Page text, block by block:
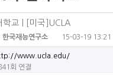
학교 | [미국]UCLA
한국재능연구소 15-03-19 13:21
www.ucla.edu/
회 연결